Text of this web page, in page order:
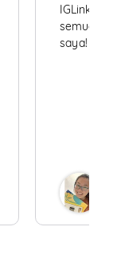
IGLinks.io
semua
saya!